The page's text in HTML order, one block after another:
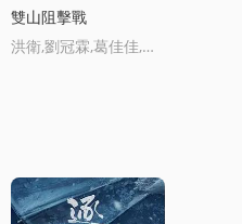
雙山阻擊戰
洪衛,劉冠霖,葛佳佳,郭廣平,周惠林